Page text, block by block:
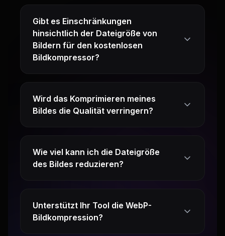
Gibt es Einschränkungen
hinsichtlich der Dateigröße von
Bildern für den kostenlosen
Bildkompressor?
Wird das Komprimieren meines
Bildes die Qualität verringern?
Wie viel kann ich die Dateigröße
des Bildes reduzieren?
Unterstützt Ihr Tool die WebP-
Bildkompression?